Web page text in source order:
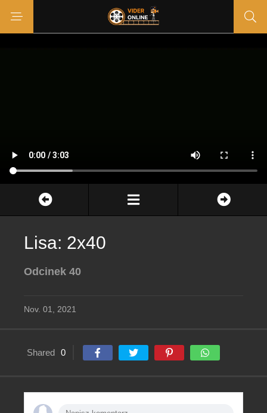
Lisa: 2x40
Odcinek 40
Nov. 01, 2021
Shared 0